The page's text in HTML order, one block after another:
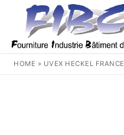
contenu
HOME » UVEX HECKEL FRANCE